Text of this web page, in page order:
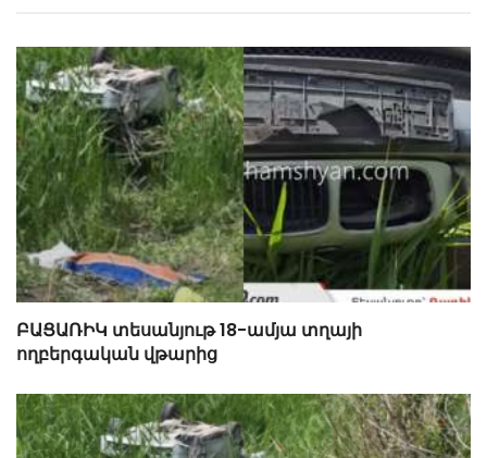
ԲԱՑԱՌԻԿ տեսանյութ 18-ամյա տղայի
ողբերգական վթարից